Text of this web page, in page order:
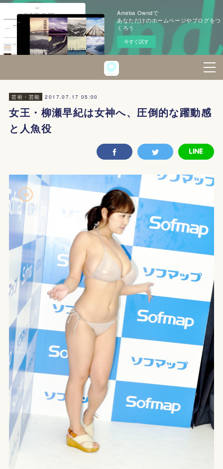
Ameba Owndで
あなただけのホームページやブログをつ
くろう
今すぐ試す
芸術・芸能 2017.07.17 05:00
女王・柳瀬早紀は女神へ、圧倒的な躍動感
と人魚役